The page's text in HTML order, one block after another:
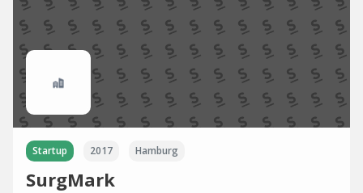
Startup 2017 Hamburg
SurgMark